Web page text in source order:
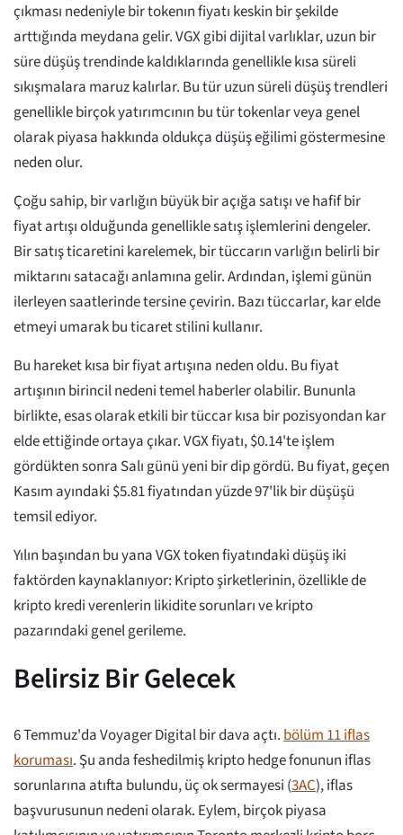
çıkması nedeniyle bir tokenın fiyatı keskin bir şekilde
arttığında meydana gelir. VGX gibi dijital varlıklar, uzun bir
süre düşüş trendinde kaldıklarında genellikle kısa süreli
sıkışmalara maruz kalırlar. Bu tür uzun süreli düşüş trendleri
genellikle birçok yatırımcının bu tür tokenlar veya genel
olarak piyasa hakkında oldukça düşüş eğilimi göstermesine
neden olur.
Çoğu sahip, bir varlığın büyük bir açığa satışı ve hafif bir
fiyat artışı olduğunda genellikle satış işlemlerini dengeler.
Bir satış ticaretini karelemek, bir tüccarın varlığın belirli bir
miktarını satacağı anlamına gelir. Ardından, işlemi günün
ilerleyen saatlerinde tersine çevirin. Bazı tüccarlar, kar elde
etmeyi umarak bu ticaret stilini kullanır.
Bu hareket kısa bir fiyat artışına neden oldu. Bu fiyat
artışının birincil nedeni temel haberler olabilir. Bununla
birlikte, esas olarak etkili bir tüccar kısa bir pozisyondan kar
elde ettiğinde ortaya çıkar. VGX fiyatı, $0.14'te işlem
gördükten sonra Salı günü yeni bir dip gördü. Bu fiyat, geçen
Kasım ayındaki $5.81 fiyatından yüzde 97'lik bir düşüşü
temsil ediyor.
Yılın başından bu yana VGX token fiyatındaki düşüş iki
faktörden kaynaklanıyor: Kripto şirketlerinin, özellikle de
kripto kredi verenlerin likidite sorunları ve kripto
pazarındaki genel gerileme.
Belirsiz Bir Gelecek
6 Temmuz'da Voyager Digital bir dava açtı.bölüm 11 iflas
koruması. Şu anda feshedilmiş kripto hedge fonunun iflas
sorunlarına atıfta bulundu, üç ok sermayesi (3AC), iflas
başvurusunun nedeni olarak. Eylem, birçok piyasa